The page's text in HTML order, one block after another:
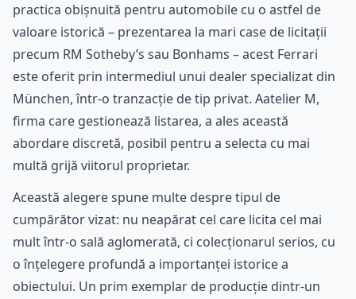
practica obișnuită pentru automobile cu o astfel de
valoare istorică – prezentarea la mari case de licitații
precum RM Sotheby’s sau Bonhams – acest Ferrari
este oferit prin intermediul unui dealer specializat din
München, într-o tranzacție de tip privat. Aatelier M,
firma care gestionează listarea, a ales această
abordare discretă, posibil pentru a selecta cu mai
multă grijă viitorul proprietar.
Această alegere spune multe despre tipul de
cumpărător vizat: nu neapărat cel care licita cel mai
mult într-o sală aglomerată, ci colecționarul serios, cu
o înțelegere profundă a importanței istorice a
obiectului. Un prim exemplar de producție dintr-un